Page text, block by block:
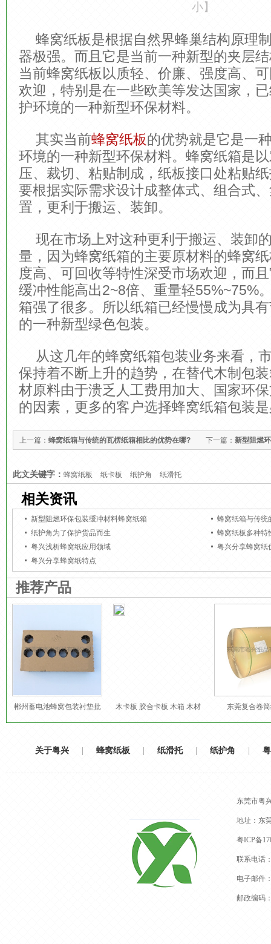
小】
蜂窝纸板是根据自然界蜂巢结构原理
器极强。而且它是当前一种新型的夹层
当前蜂窝纸板以质轻、价廉、强度高、
欢迎，特别是在一些欧美等发达国家，
护环境的一种新型环保材料。
其实当前蜂窝纸板的优势就是它是一
环境的一种新型环保材料。蜂窝纸箱是
压、裁切、粘贴制成，纸板接口处粘贴
要根据实际需求设计成整体式、组合式
置，更利于搬运、装卸。
现在市场上对这种更利于搬运、装卸
量，因为蜂窝纸箱的主要原材料的蜂窝
度高、可回收等特性深受市场欢迎，而
缓冲性能高出2~8倍、重量轻55%~75%
箱强了很多。所以纸箱已经慢慢成为具
的一种新型绿色包装。
从这几年的蜂窝纸箱包装业务来看，
保持着不断上升的趋势，在替代木制包
材原料由于溃乏人工费用加大、国家环
的因素，更多的客户选择蜂窝纸箱包装
下一篇： 新型阻燃
上一篇： 蜂窝纸箱与传统的瓦楞纸箱相比的优势在哪?
此文关键字： 蜂窝纸板 纸卡板 纸护角 纸滑托
相关资讯
新型阻燃环保包装缓冲材料蜂窝纸箱
蜂窝纸箱与传统
纸护角为了保护货品而生
蜂窝纸板多种特
粤兴浅析蜂窝纸应用领域
粤兴分享蜂窝纸
粤兴分享蜂窝纸特点
推荐产品
郴州蓄电池蜂窝包装衬垫批
木卡板 胶合卡板 木箱 木材
东莞复合卷
关于粤兴 蜂窝纸板 纸滑托 纸护角
东莞市粤
地址：东
粤ICP备
联系电话
电子邮件
邮政编码